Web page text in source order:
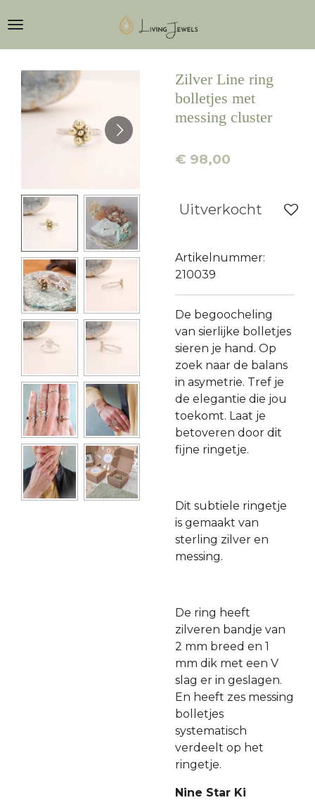
direct
naar
hoofdinhoud
Zilver Line ring
bolletjes met
messing cluster
€ 98,00
Uitverkocht
Artikelnummer:
210039
De begoocheling
van sierlijke bolletjes
sieren je hand. Op
zoek naar de balans
in asymetrie. Tref je
de elegantie die jou
toekomt. Laat je
betoveren door dit
fijne ringetje.
Dit subtiele ringetje
is gemaakt van
sterling zilver en
messing.
De ring heeft
zilveren bandje van
2 mm breed en 1
mm dik met een V
slag er in geslagen.
En heeft zes messing
bolletjes
systematisch
verdeelt op het
ringetje.
Nine Star Ki